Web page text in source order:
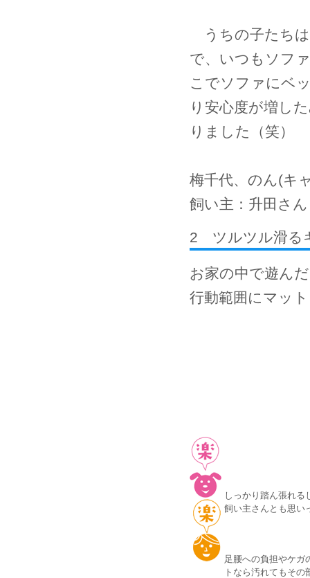
うちの子たち
で、いつもソフ
こでソファにベ
り安心度が増し
りました（笑）
梅千代、のん(キ
飼い主：升田さん
2 ツルツル滑る
お家の中で遊ん
行動範囲にマッ
しっかり踏ん張れる
飼い主さんとも思い
足腰への負担やケガ
トなら汚れてもそ